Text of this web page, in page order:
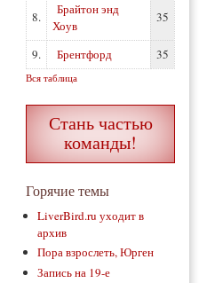
8.
Брайтон энд
Хоув
35
9. Брентфорд 35
Вся таблица
Стань частью
команды!
Горячие темы
LiverBird.ru уходит в
архив
Пора взрослеть, Юрген
Запись на 19-е